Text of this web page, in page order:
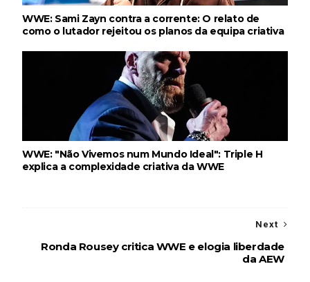
WWE: Sami Zayn contra a corrente: O relato de
como o lutador rejeitou os planos da equipa criativa
WWE: "Não Vivemos num Mundo Ideal": Triple H
explica a complexidade criativa da WWE
Next
Ronda Rousey critica WWE e elogia liberdade
da AEW